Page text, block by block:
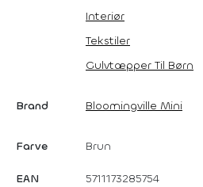
Interiør
Tekstiler
Gulvtæpper Til Børn
Brand Bloomingville Mini
Farve Brun
EAN 5711173285754